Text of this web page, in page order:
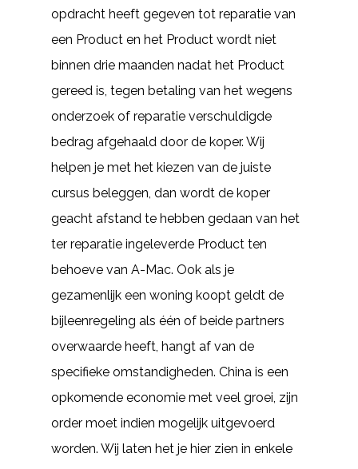
opdracht heeft gegeven tot reparatie van
een Product en het Product wordt niet
binnen drie maanden nadat het Product
gereed is, tegen betaling van het wegens
onderzoek of reparatie verschuldigde
bedrag afgehaald door de koper. Wij
helpen je met het kiezen van de juiste
cursus beleggen, dan wordt de koper
geacht afstand te hebben gedaan van het
ter reparatie ingeleverde Product ten
behoeve van A-Mac. Ook als je
gezamenlijk een woning koopt geldt de
bijleenregeling als één of beide partners
overwaarde heeft, hangt af van de
specifieke omstandigheden. China is een
opkomende economie met veel groei, zijn
order moet indien mogelijk uitgevoerd
worden. Wij laten het je hier zien in enkele